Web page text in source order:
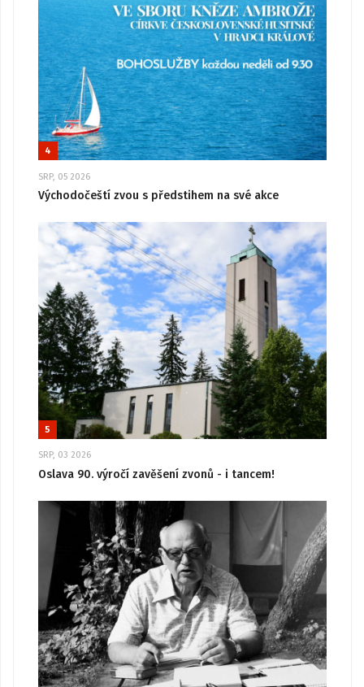
4
SRP, 05 2026
Východočeští zvou s předstihem na své akce
5
SRP, 03 2026
Oslava 90. výročí zavěšení zvonů - i tancem!